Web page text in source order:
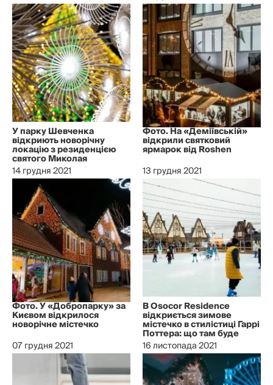
У парку Шевченка
відкриють новорічну
локацію з резиденцією
святого Миколая
14 грудня 2021
Фото. На «Деміївській»
відкрили святковий
ярмарок від Roshen
13 грудня 2021
Фото. У «Добропарку» за
Києвом відкрилося
новорічне містечко
07 грудня 2021
В Osocor Residence
відкриється зимове
містечко в стилістиці Гаррі
Поттера: що там буде
16 листопада 2021